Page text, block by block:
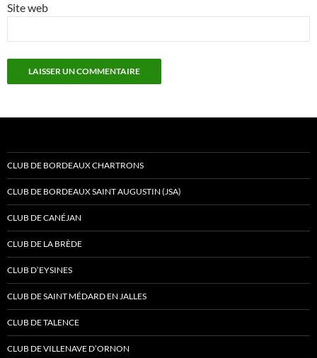
Site web
CLUB DE BORDEAUX CHARTRONS
CLUB DE BORDEAUX SAINT AUGUSTIN (JSA)
CLUB DE CANÉJAN
CLUB DE LA BRÈDE
CLUB D’EYSINES
CLUB DE SAINT MÉDARD EN JALLES
CLUB DE TALENCE
CLUB DE VILLENAVE D’ORNON